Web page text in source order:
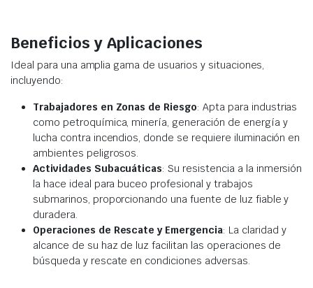
Beneficios y Aplicaciones
Ideal para una amplia gama de usuarios y situaciones,
incluyendo:
Trabajadores en Zonas de Riesgo: Apta para industrias
como petroquímica, minería, generación de energía y
lucha contra incendios, donde se requiere iluminación en
ambientes peligrosos.
Actividades Subacuáticas: Su resistencia a la inmersión
la hace ideal para buceo profesional y trabajos
submarinos, proporcionando una fuente de luz fiable y
duradera.
Operaciones de Rescate y Emergencia: La claridad y
alcance de su haz de luz facilitan las operaciones de
búsqueda y rescate en condiciones adversas.